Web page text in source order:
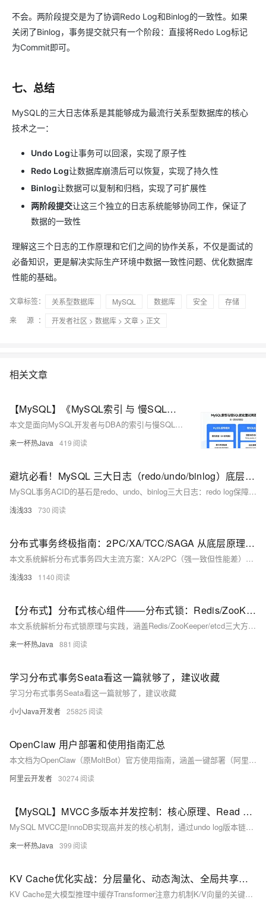
不会。两阶段提交是为了协调Redo Log和Binlog的一致性。如果
关闭了Binlog，事务提交就只有一个阶段：直接将Redo Log标记
为Commit即可。
七、总结
MySQL的三大日志体系是其能够成为最流行关系型数据库的核心
技术之一：
Undo Log让事务可以回滚，实现了原子性
Redo Log让数据库崩溃后可以恢复，实现了持久性
Binlog让数据可以复制和归档，实现了可扩展性
两阶段提交让这三个独立的日志系统能够协同工作，保证了
数据的一致性
理解这三个日志的工作原理和它们之间的协作关系，不仅是面试的
必备知识，更是解决实际生产环境中数据一致性问题、优化数据库
性能的基础。
文章标签： 关系型数据库 MySQL 数据库 安全
存储
来 源：
开发者社区 > 数据库 > 文章 > 正文
相关文章
【MySQL】《MySQL索引 与 慢SQL优化 面试问答清单》（附《思维导图》）
本文是面向MySQL开发者与DBA的索引与慢SQL优化实战指南，涵盖B+树原理、聚簇/覆盖索引、EXPLAIN深度解读、四大阶段优化（发现→分析→索引→重构）及电商订单/多表联查真实案例，含可打印速查表，助你将慢查询从3秒优化至0.005秒。
来一杯热Java 419
避坑必看！MySQL 三大日志（redo/undo/binlog）底层原理全拆解，事务一致性再也不懵
MySQL事务ACID的基石是redo、undo、binlog三大日志：redo log保障持久性（宕机不丢数据），undo log保障原子性（支持回滚与MVCC），binlog保障可追溯与主从同步。三者协同工作，缺一不可。
浅浅33 730
分布式事务终极指南：2PC/XA/TCC/SAGA 从底层原理到生产选型全拆解
本文系统解析分布式事务四大主流方案：XA/2PC（强一致但性能差）、TCC（高并发柔性事务）、SAGA（长事务最终一致）及理论基石（ACID/CAP/BASE），涵盖原理、流程、实战代码、优劣对比与生产选型标准，助你深入掌握核心逻辑。
浅浅33 1140
【分布式】分布式核心组件——分布式锁：Redis/ZooKeeper/etcd 实现方案（附全方位对比表）、优缺点、Redlock、时钟回拨问题
本文系统解析分布式锁原理与实践，涵盖Redis/ZooKeeper/etcd三大方案、Redlock算法、时钟回拨等核心议题，兼具深度、广度与落地性，助你构建高可用、强一致的分布式并发控制能力。
来一杯热Java 881
学习分布式事务Seata看这一篇就够了，建议收藏
学习分布式事务Seata看这一篇就够了，建议收藏
小小Java开发者 25825
OpenClaw 用户部署和使用指南汇总
本文档为OpenClaw（原MoltBot）官方使用指南，涵盖一键部署（阿里云轻量服务器年仅68元）、钉钉/飞书/企微等多平台AI员工搭建、典型场景实践及高频问题FAQ。同步更新产品化修复进展，助力用户高效落地7×24小时主动执行AI助手。
阿里云开发者 30274
【MySQL】MVCC多版本并发控制：核心原理、Read View、undo log版本链、RC/RR隔离级别的差异控制（附《高频面试题》+流程图）
MySQL MVCC是InnoDB实现高并发的核心机制，通过undo log版本链与Read View可见性判断，使读不加锁、读写互不阻塞。它支撑RC（每次查询新建Read View）和RR（事务首次查询创建并复用Read View）隔离级别，在解决不可重复读与幻读的同时，兼顾性能与一致性。
来一杯热Java 399
KV Cache优化实战：分层量化、动态淘汰、全局共享，攻克长上下文显存难题.157
KV Cache是大模型推理中缓存Transformer注意力机制K/V向量的关键技术，避免逐词生成时重复计算，提速10–100倍。但其显存随长度线性增长，制约长上下文应用。四大优化技术——量化压缩、动态淘汰、分层缓存、全局共享——协同解决显存爆炸问题，支撑10万+ Token高效推理。